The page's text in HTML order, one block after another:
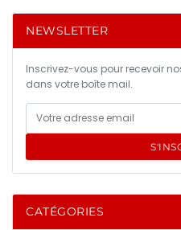
NEWSLETTER
Inscrivez-vous pour recevoir
dans votre boîte mail.
CATÉGORIES